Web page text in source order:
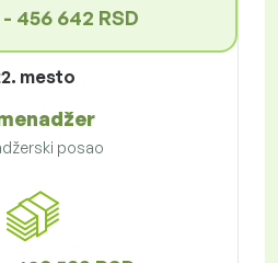
456 642 RSD
mesto
posao